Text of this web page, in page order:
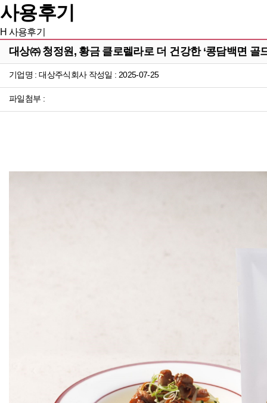
사용후기
H 사용후기
대상㈜ 청정원, 황금 클로렐라로 더 건강한 ‘콩담백면 골
기업명 : 대상주식회사 작성일 : 2025-07-25
파일첨부 :